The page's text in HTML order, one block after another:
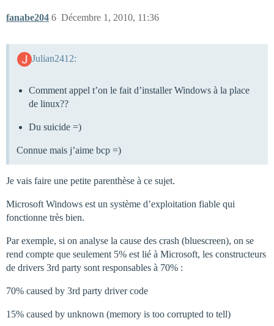
fanabe204 Décembre 1, 2010, 11:36
6
Julian2412:
Comment appel t’on le fait d’installer Windows à la place
de linux??
Du suicide =)
Connue mais j’aime bcp =)
Je vais faire une petite parenthèse à ce sujet.
Microsoft Windows est un système d’exploitation fiable qui
fonctionne très bien.
Par exemple, si on analyse la cause des crash (bluescreen), on se
rend compte que seulement 5% est lié à Microsoft, les constructeurs
de drivers 3rd party sont responsables à 70% :
70% caused by 3rd party driver code
15% caused by unknown (memory is too corrupted to tell)